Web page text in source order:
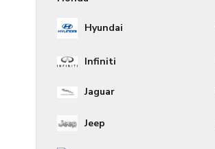
Hyundai
Infiniti
Jaguar
Jeep